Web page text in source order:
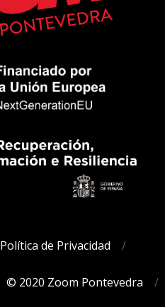
Política de Privacidad
© 2020 Zoom Pontevedra